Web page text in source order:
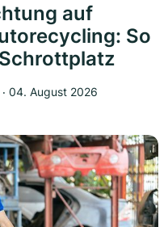
auf
So
‧ 04. August 2026